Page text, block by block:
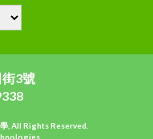
3號
, All Rights Reserved.